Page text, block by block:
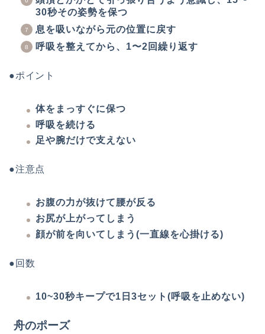
30秒その姿勢を保つ
息を吸いながら元の位置に戻す
呼吸を整えてから、1〜2回繰り返す
●ポイント
体をまっすぐに保つ
呼吸を続ける
足や腕だけで支えない
●注意点
お腹の力が抜けて腰が反る
お尻が上がってしまう
顔が前を向いてしまう(一直線を心掛ける)
●回数
10~30秒キープで1日3セット(呼吸を止めない)
舟のポーズ